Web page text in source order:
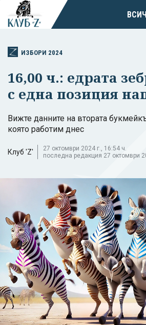
ИЗБОРИ 2024
16,00 ч.: едрата
с една позиция
Вижте данните на втората
която работим днес
Клуб 'Z'
27 октомври 2024 г., 16:54 ч.
последна редакция 27 октомври